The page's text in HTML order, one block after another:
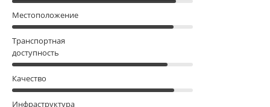
Местоположение
Транспортная
доступность
Качество
Инфраструктура